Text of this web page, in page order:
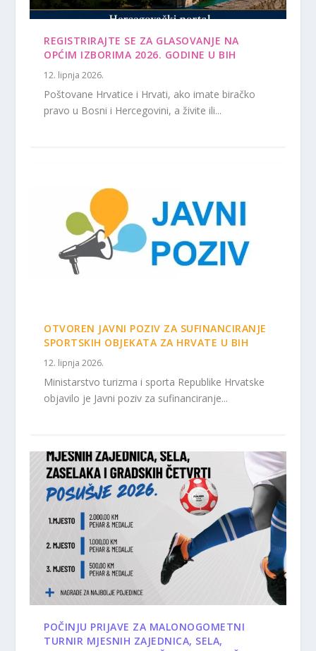
REGISTRIRAJTE SE ZA GLASOVANJE NA
OPĆIM IZBORIMA 2026. GODINE U BIH
12. lipnja 2026.
Poštovane Hrvatice i Hrvati, ako imate biračko
pravo u Bosni i Hercegovini, a živite ili...
OTVOREN JAVNI POZIV ZA SUFINANCIRANJE
SPORTSKIH OBJEKATA ZA HRVATE U BIH
12. lipnja 2026.
Ministarstvo turizma i sporta Republike Hrvatske
objavilo je Javni poziv za sufinanciranje...
POČINJU PRIJAVE ZA MALONOGOMETNI
TURNIR MJESNIH ZAJEDNICA, SELA,